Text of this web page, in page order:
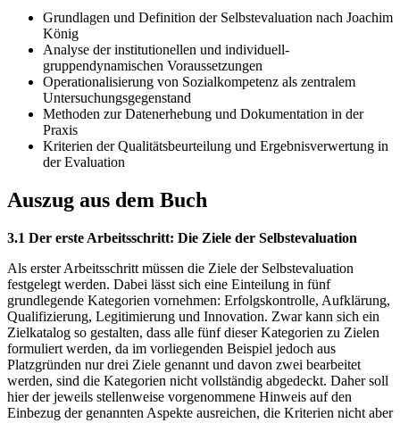
Grundlagen und Definition der Selbstevaluation nach Joachim
König
Analyse der institutionellen und individuell-
gruppendynamischen Voraussetzungen
Operationalisierung von Sozialkompetenz als zentralem
Untersuchungsgegenstand
Methoden zur Datenerhebung und Dokumentation in der
Praxis
Kriterien der Qualitätsbeurteilung und Ergebnisverwertung in
der Evaluation
Auszug aus dem Buch
3.1 Der erste Arbeitsschritt: Die Ziele der Selbstevaluation
Als erster Arbeitsschritt müssen die Ziele der Selbstevaluation
festgelegt werden. Dabei lässt sich eine Einteilung in fünf
grundlegende Kategorien vornehmen: Erfolgskontrolle, Aufklärung,
Qualifizierung, Legitimierung und Innovation. Zwar kann sich ein
Zielkatalog so gestalten, dass alle fünf dieser Kategorien zu Zielen
formuliert werden, da im vorliegenden Beispiel jedoch aus
Platzgründen nur drei Ziele genannt und davon zwei bearbeitet
werden, sind die Kategorien nicht vollständig abgedeckt. Daher soll
hier der jeweils stellenweise vorgenommene Hinweis auf den
Einbezug der genannten Aspekte ausreichen, die Kriterien nicht aber